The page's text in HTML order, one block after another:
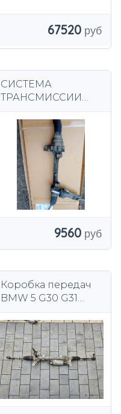
67520
СИСТЕМА
ТРАНСМИССИИ
F31 F32 F33 F34 F36
9560
Коробка передач
BMW 5 G30 G31